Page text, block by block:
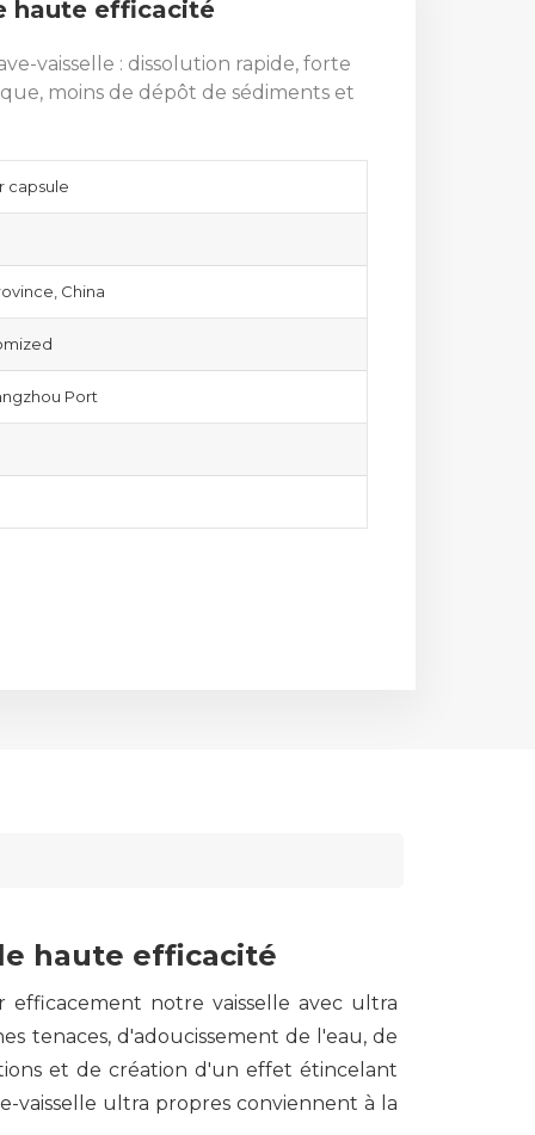
haute efficacité
vaisselle : dissolution rapide, forte
moins de dépôt de sédiments et
capsule
China
Port
haute efficacité
efficacement notre vaisselle avec ultra
tenaces, d'adoucissement de l'eau, de
et de création d'un effet étincelant
vaisselle ultra propres conviennent à la